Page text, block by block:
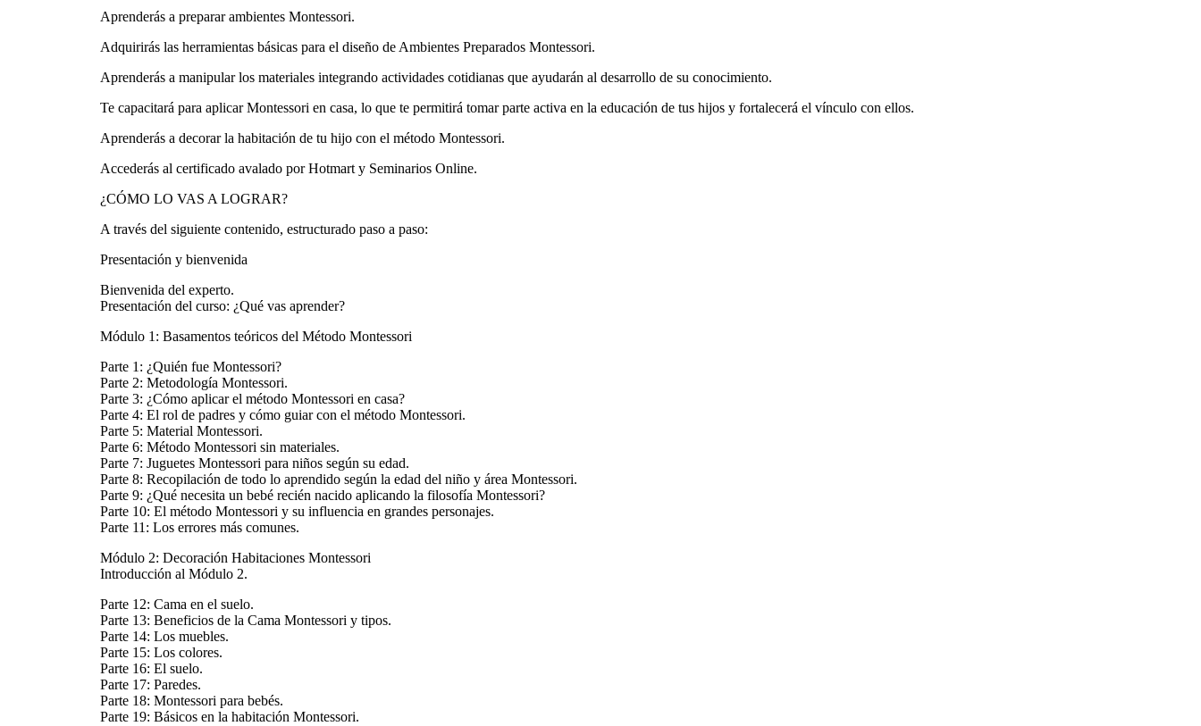
Aprenderás a preparar ambientes Montessori.
Adquirirás las herramientas básicas para el diseño de Ambientes Preparados Montessori.
Aprenderás a manipular los materiales integrando actividades cotidianas que ayudarán al desarrollo de su conocimiento.
Te capacitará para aplicar Montessori en casa, lo que te permitirá tomar parte activa en la educación de tus hijos y fortalecerá el vínculo con ellos.
Aprenderás a decorar la habitación de tu hijo con el método Montessori.
Accederás al certificado avalado por Hotmart y Seminarios Online.
¿CÓMO LO VAS A LOGRAR?
A través del siguiente contenido, estructurado paso a paso:
Presentación y bienvenida
Bienvenida del experto.
Presentación del curso: ¿Qué vas aprender?
Módulo 1: Basamentos teóricos del Método Montessori
Parte 1: ¿Quién fue Montessori?
Parte 2: Metodología Montessori.
Parte 3: ¿Cómo aplicar el método Montessori en casa?
Parte 4: El rol de padres y cómo guiar con el método Montessori.
Parte 5: Material Montessori.
Parte 6: Método Montessori sin materiales.
Parte 7: Juguetes Montessori para niños según su edad.
Parte 8: Recopilación de todo lo aprendido según la edad del niño y área Montessori.
Parte 9: ¿Qué necesita un bebé recién nacido aplicando la filosofía Montessori?
Parte 10: El método Montessori y su influencia en grandes personajes.
Parte 11: Los errores más comunes.
Módulo 2: Decoración Habitaciones Montessori
Introducción al Módulo 2.
Parte 12: Cama en el suelo.
Parte 13: Beneficios de la Cama Montessori y tipos.
Parte 14: Los muebles.
Parte 15: Los colores.
Parte 16: El suelo.
Parte 17: Paredes.
Parte 18: Montessori para bebés.
Parte 19: Básicos en la habitación Montessori.